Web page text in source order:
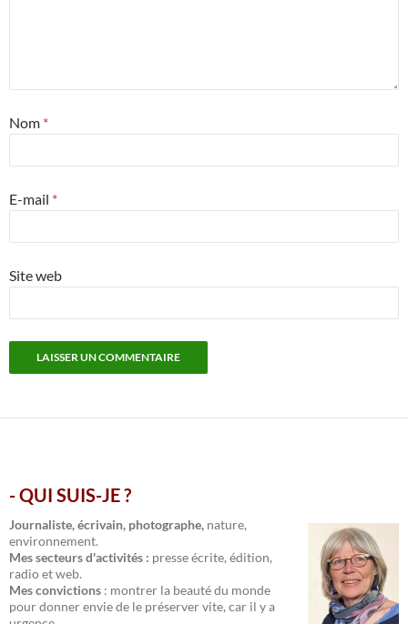
Nom *
E-mail *
Site web
- QUI SUIS-JE ?
Journaliste, écrivain, photographe, nature,
environnement.
Mes secteurs d'activités : presse écrite, édition,
radio et web.
Mes convictions : montrer la beauté du monde
pour donner envie de le préserver vite, car il y a